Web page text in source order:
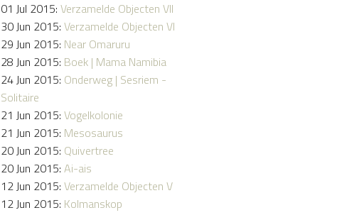
01 Jul 2015:Verzamelde Objecten VII
30 Jun 2015:Verzamelde Objecten VI
29 Jun 2015: Near Omaruru
28 Jun 2015: Boek | Mama Namibia
24 Jun 2015: Onderweg | Sesriem -
Solitaire
21 Jun 2015:Vogelkolonie
21 Jun 2015: Mesosaurus
20 Jun 2015: Quivertree
20 Jun 2015:Ai-ais
12 Jun 2015:Verzamelde Objecten V
12 Jun 2015: Kolmanskop